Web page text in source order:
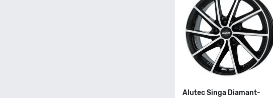
Alutec Singa Diamant-